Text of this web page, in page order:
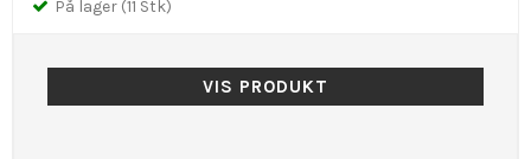
På lager (11 Stk)
VIS PRODUKT